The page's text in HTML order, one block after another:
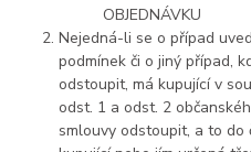
OBJEDNÁVKU
Nejedná-li se o případ
podmínek či o jiný případ,
odstoupit, má kupující v
odst. 1 a odst. 2
smlouvy odstoupit, a to